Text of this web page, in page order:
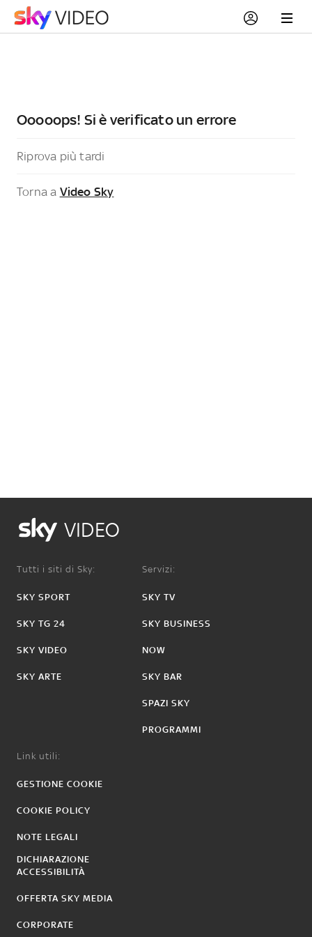
Ooooops! Si è verificato un errore
Riprova più tardi
Torna a Video Sky
VIDEO
Tutti i siti di Sky:
SKY SPORT
SKY TG 24
SKY VIDEO
SKY ARTE
Servizi:
SKY TV
SKY BUSINESS
NOW
SKY BAR
SPAZI SKY
PROGRAMMI
Link utili:
GESTIONE COOKIE
COOKIE POLICY
NOTE LEGALI
DICHIARAZIONE
ACCESSIBILITÀ
OFFERTA SKY MEDIA
CORPORATE